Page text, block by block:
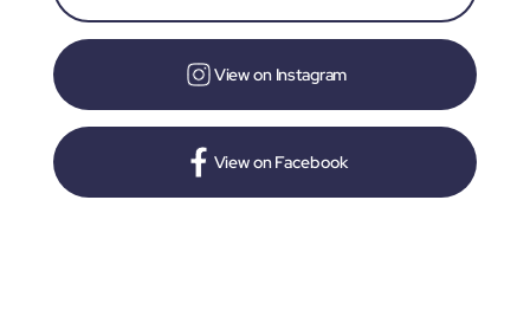
View on Instagram
View on Facebook